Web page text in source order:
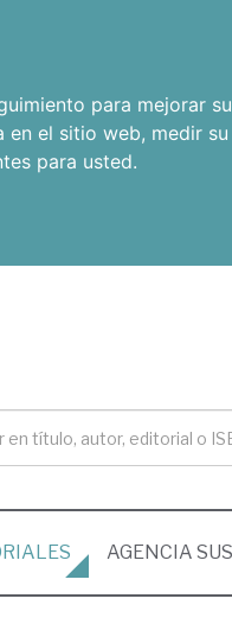
para mejorar
en el sitio web, medir
para usted.
AGENCIA